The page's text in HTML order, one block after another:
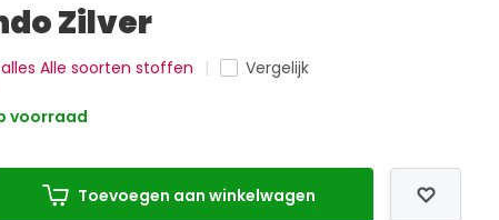
Zilver
alles Alle soorten stoffen Vergelijk
voorraad
Toevoegen aan winkelwagen